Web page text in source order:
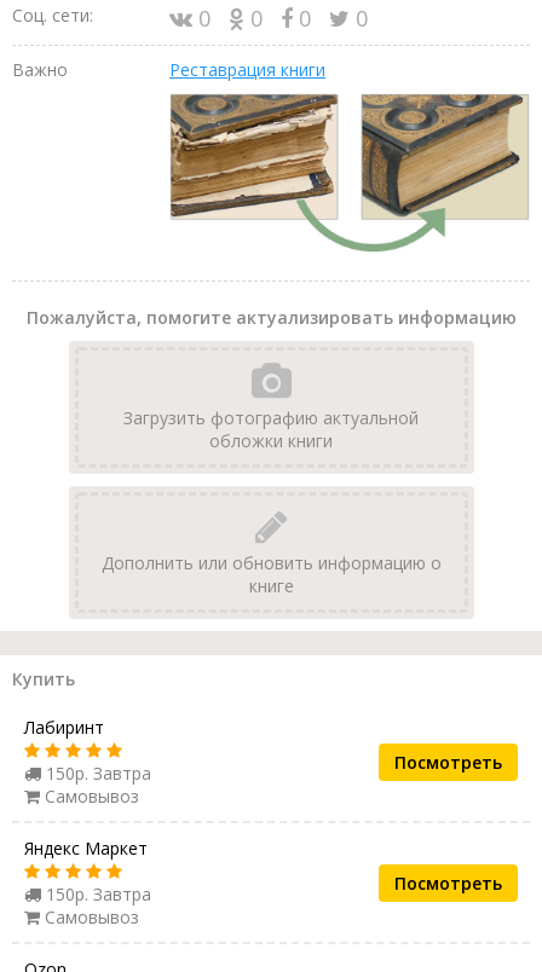
Соц. сети: 0 0 0 0
Важно Реставрация книги
Пожалуйста, помогите актуализировать информацию
Загрузить фотографию актуальной
обложки книги
Дополнить или обновить информацию о
книге
Купить
Лабиринт
150р. Завтра
Самовывоз
Посмотреть
Яндекс Маркет
150р. Завтра
Самовывоз
Посмотреть